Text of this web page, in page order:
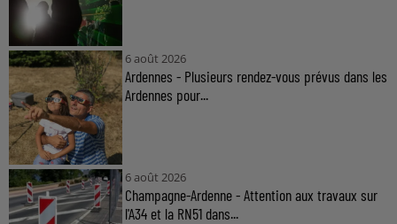
6 août 2026
Ardennes - Plusieurs rendez-vous prévus dans les
Ardennes pour...
6 août 2026
Champagne-Ardenne - Attention aux travaux sur
l'A34 et la RN51 dans...